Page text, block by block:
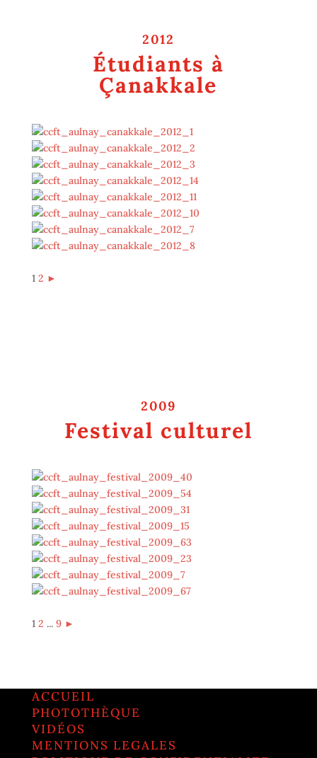
2012
Étudiants à
Çanakkale
1 2 ►
2009
Festival culturel
1 2 ... 9 ►
ACCUEIL
PHOTOTHÈQUE
VIDÉOS
MENTIONS LEGALES